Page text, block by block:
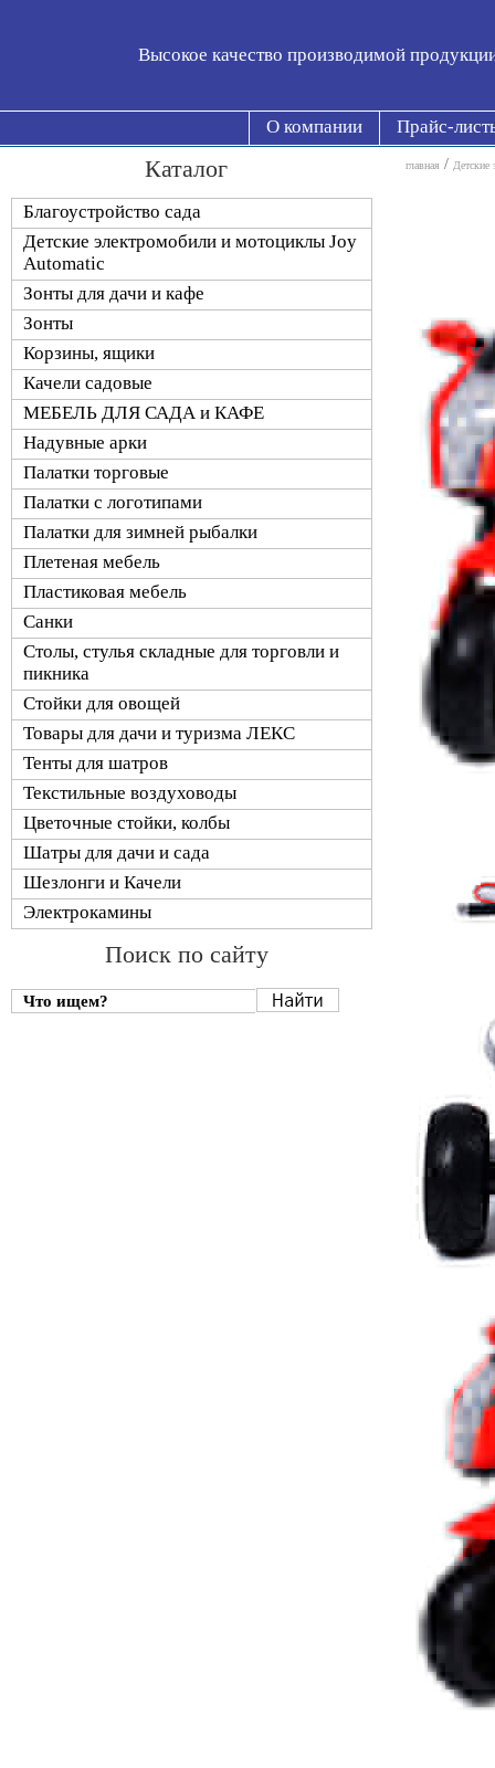
Высокое качество производимой
О компании Прайс-
Каталог
Благоустройство сада
Детские электромобили и мотоциклы Joy
Automatic
Зонты для дачи и кафе
Зонты
Корзины, ящики
Качели садовые
МЕБЕЛЬ ДЛЯ САДА и КАФЕ
Надувные арки
Палатки торговые
Палатки с логотипами
Палатки для зимней рыбалки
Плетеная мебель
Пластиковая мебель
Санки
Столы, стулья складные для торговли и
пикника
Стойки для овощей
Товары для дачи и туризма ЛЕКС
Тенты для шатров
Текстильные воздуховоды
Цветочные стойки, колбы
Шатры для дачи и сада
Шезлонги и Качели
Электрокамины
Поиск по сайту
главная /